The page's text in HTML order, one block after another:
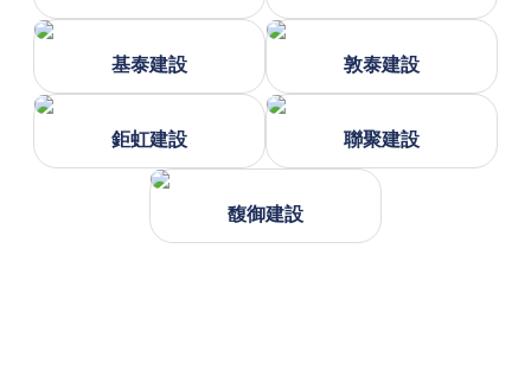
基泰建設 敦泰建設
鉅虹建設 聯聚建設
馥御建設